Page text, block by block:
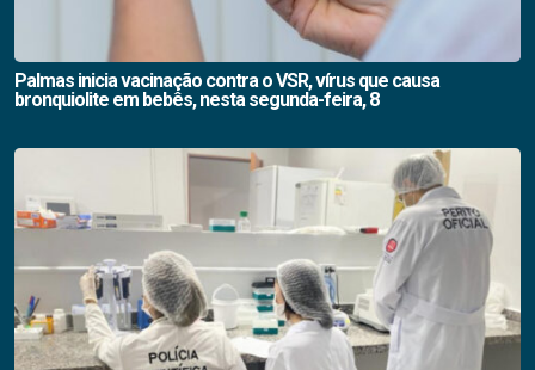
Palmas inicia vacinação contra o VSR, vírus que causa
bronquiolite em bebês, nesta segunda-feira, 8